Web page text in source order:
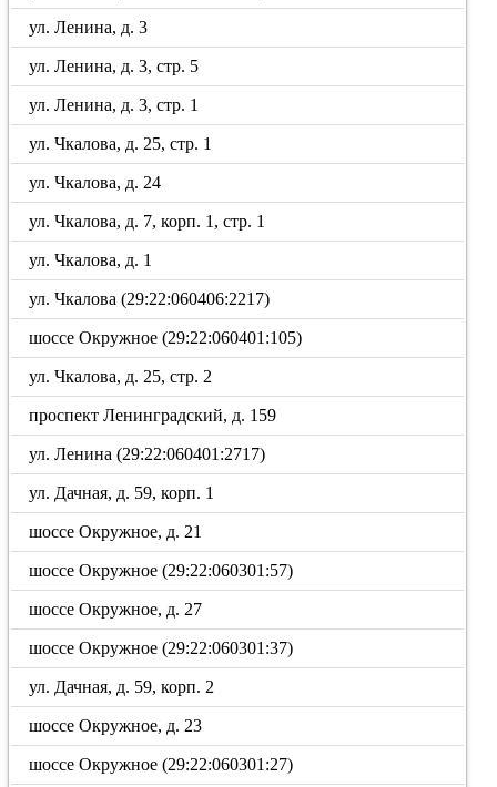
ул. Ленина, д. 3
ул. Ленина, д. 3, стр. 5
ул. Ленина, д. 3, стр. 1
ул. Чкалова, д. 25, стр. 1
ул. Чкалова, д. 24
ул. Чкалова, д. 7, корп. 1, стр. 1
ул. Чкалова, д. 1
ул. Чкалова (29:22:060406:2217)
шоссе Окружное (29:22:060401:105)
ул. Чкалова, д. 25, стр. 2
проспект Ленинградский, д. 159
ул. Ленина (29:22:060401:2717)
ул. Дачная, д. 59, корп. 1
шоссе Окружное, д. 21
шоссе Окружное (29:22:060301:57)
шоссе Окружное, д. 27
шоссе Окружное (29:22:060301:37)
ул. Дачная, д. 59, корп. 2
шоссе Окружное, д. 23
шоссе Окружное (29:22:060301:27)